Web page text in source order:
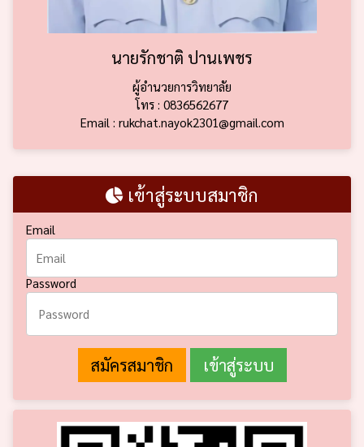
นายรักชาติ ปานเพชร
ผู้อำนวยการวิทยาลัย
โทร : 0836562677
Email : rukchat.nayok2301@gmail.com
เข้าสู่ระบบสมาชิก
Email
Password
สมัครสมาชิก